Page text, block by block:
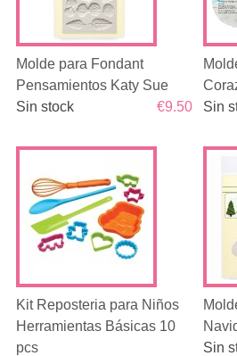
Molde para Fondant
Pensamientos Katy Sue
€9.50
Sin stock Sin
Kit Reposteria para Niños
Herramientas Básicas 10
pcs
Sin